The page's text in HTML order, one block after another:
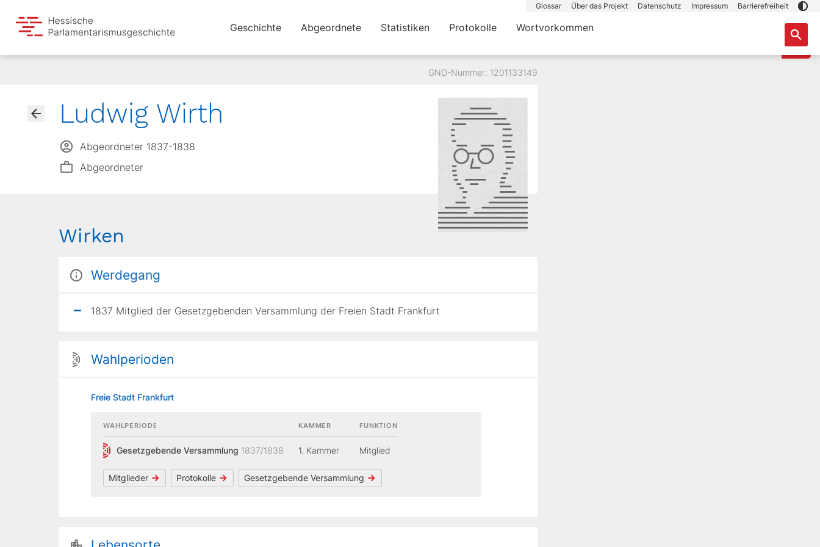
Glossar Über das Projekt Datenschutz Impressum Barrierefreiheit
Geschichte Abgeordnete Statistiken Protokolle Wortvorkommen
GND-Nummer: 1201133149
Ludwig Wirth
Abgeordneter 1837-1838
Abgeordneter
Wirken
Werdegang
1837 Mitglied der Gesetzgebenden Versammlung der Freien Stadt Frankfurt
Wahlperioden
Freie Stadt Frankfurt
WAHLPERIODE
Gesetzgebende Versammlung 1837/1838
KAMMER
1. Kammer
FUNKTION
Mitglied
Mitglieder Protokolle Gesetzgebende Versammlung